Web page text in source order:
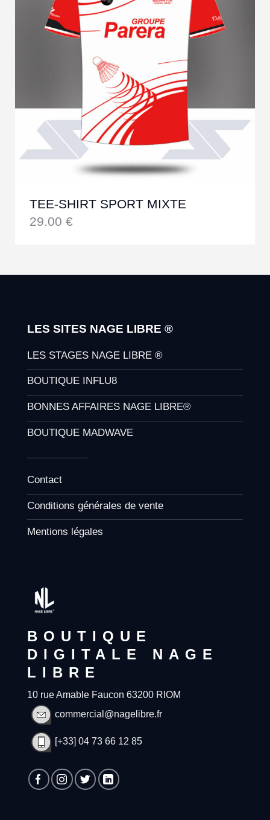
TEE-SHIRT SPORT MIXTE
29.00€
BOUTIQUE
DIGITALE NAGE
LIBRE
10 rue Amable Faucon 63200 RIOM
commercial@nagelibre.fr
[+33] 04 73 66 12 85
LES SITES NAGE LIBRE ®
LES STAGES NAGE LIBRE ®
BOUTIQUE INFLU8
BONNES AFFAIRES NAGE LIBRE®
BOUTIQUE MADWAVE
Contact
Conditions générales de vente
Mentions légales